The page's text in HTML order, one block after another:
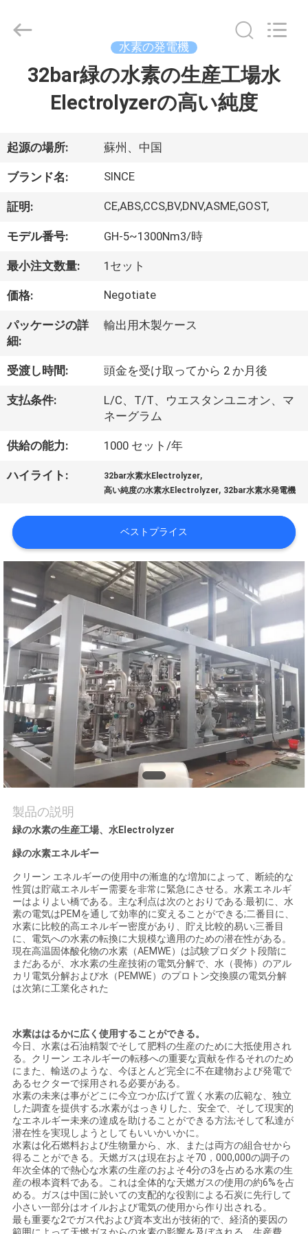
品
わ
た
し
ち
に
つ
い
工
見
学
品
質
管
理
お
問
い
合
わ
せ
ニ
ュ
ー
ス
事
件
引
金
を
求
2026
JoShining
水素の発電機
32bar緑の水素の生産工場水
Electrolyzerの高い純度
起源の場所: 蘇州、中国
ブランド名: SINCE
証明: CE,ABS,CCS,BV,DNV,ASME,GOST,
モデル番号: GH-5~1300Nm3/時
最小注文数量: 1セット
価格: Negotiate
パッケージの詳
細:
輸出用木製ケース
受渡し時間: 頭金を受け取ってから 2 か月後
支払条件:
L/C、T/T、ウエスタンユニオン、マ
ネーグラム
供給の能力: 1000 セット/年
ハイライト: 32bar水素水Electrolyzer,
高い純度の水素水Electrolyzer, 32bar水素水発電機
ベストプライス
製品の説明
緑の水素の生産工場、水Electrolyzer
緑の水素エネルギー
クリーン エネルギーの使用中の漸進的な増加によって、断続的な
性質は貯蔵エネルギー需要を非常に緊急にさせる。水素エネルギ
ーはよりよい橋である。主な利点は次のとおりである:最初に、水
素の電気はPEMを通して効率的に変えることができる;二番目に、
水素に比較的高エネルギー密度があり、貯え比較的易い;三番目
に、電気への水素の転換に大規模な適用のための潜在性がある。
現在高温固体酸化物の水素（AEMWE）は試験プロダクト段階に
まだあるが、水水素の生産技術の電気分解で、水（畏怖）のアル
カリ電気分解および水（PEMWE）のプロトン交換膜の電気分解
は次第に工業化された
水素ははるかに広く使用することができる。
今日、水素は石油精製でそして肥料の生産のために大抵使用され
る。クリーン エネルギーの転移への重要な貢献を作るそれのため
にまた、輸送のような、今ほとんど完全に不在建物および発電で
あるセクターで採用される必要がある。
水素の未来は事がどこに今立つか広げて置く水素の広範な、独立
した調査を提供する;水素がはっきりした、安全で、そして現実的
なエネルギー未来の達成を助けることができる方法;そして私達が
潜在性を実現しようとしてもいいかいかに。
水素は化石燃料および生物量から、水、または両方の組合せから
得ることができる。天燃ガスは現在およそ70，000,000の調子の
年次全体的で熱心な水素の生産のおよそ4分の3を占める水素の生
産の根本資料である。これは全体的な天燃ガスの使用の約6%を占
める。ガスは中国に於いての支配的な役割による石炭に先行して
小さい一部分はオイルおよび電気の使用から作り出される。
最も重要な2でガス代および資本支出が技術的で、経済的要因の